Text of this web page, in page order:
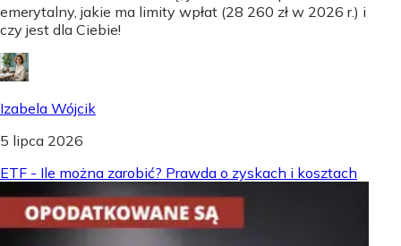
emerytalny, jakie ma limity wpłat (28 260 zł w 2026 r.) i
czy jest dla Ciebie!
Izabela Wójcik
5 lipca 2026
ETF - Ile można zarobić? Prawda o zyskach i kosztach